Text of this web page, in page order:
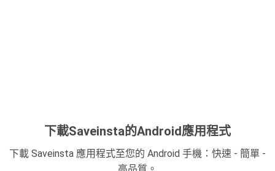
下載Saveinsta的Android應用程式
下載 Saveinsta 應用程式至您的 Android 手機：快速 - 簡單 -